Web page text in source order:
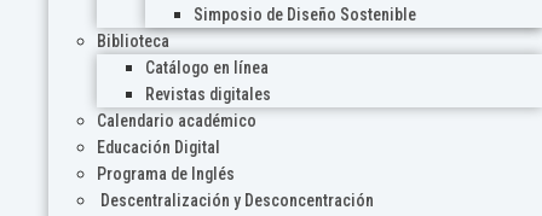
Simposio de Diseño Sostenible
Biblioteca
Catálogo en línea
Revistas digitales
Calendario académico
Educación Digital
Programa de Inglés
Descentralización y Desconcentración